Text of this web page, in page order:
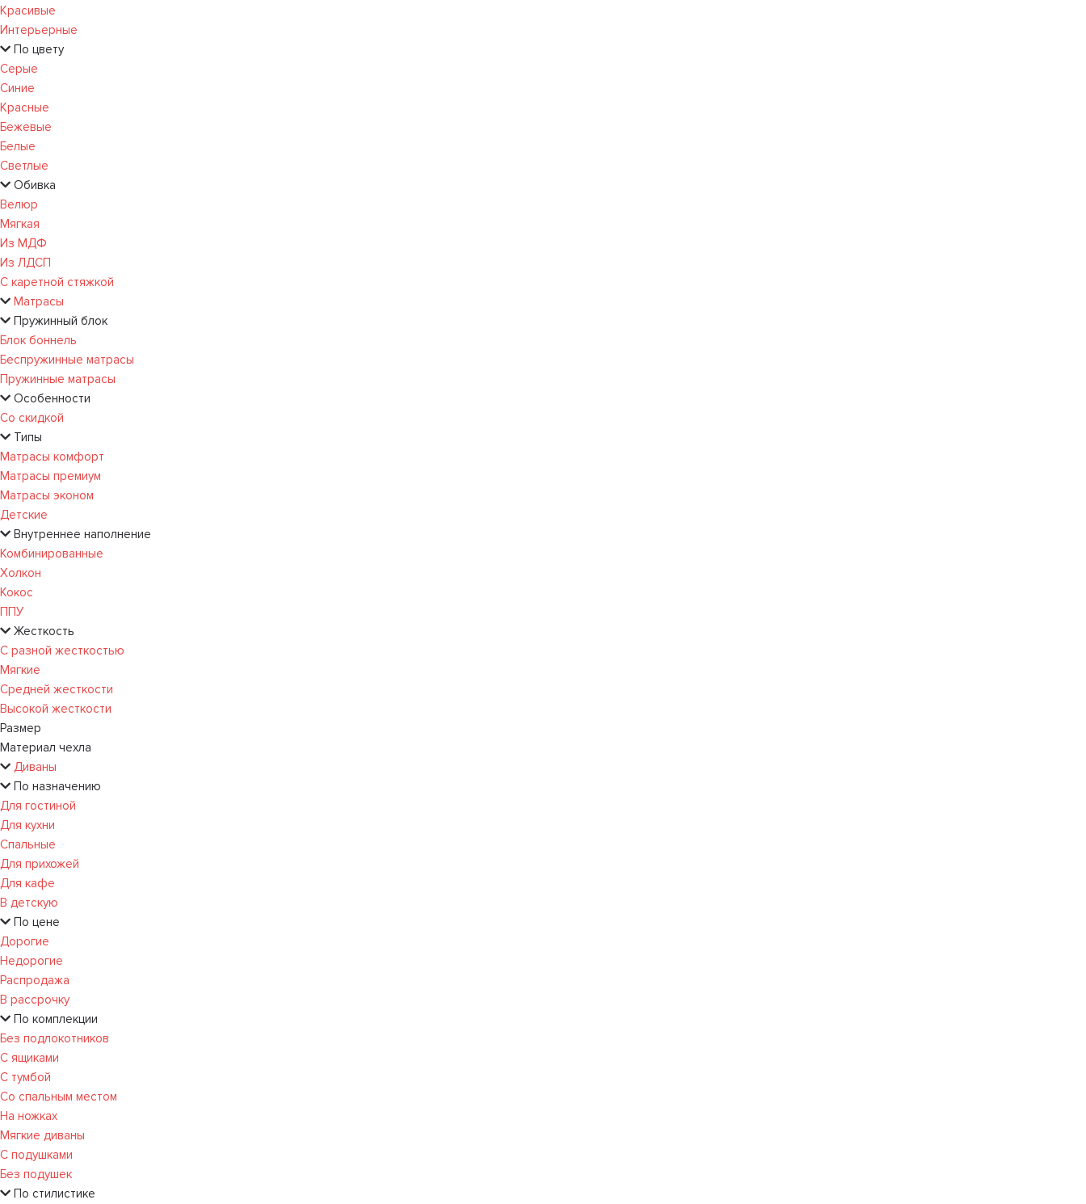
Красивые
Интерьерные
По цвету
Серые
Синие
Красные
Бежевые
Белые
Светлые
Обивка
Велюр
Мягкая
Из МДФ
Из ЛДСП
С каретной стяжкой
Матрасы
Пружинный блок
Блок боннель
Беспружинные матрасы
Пружинные матрасы
Особенности
Со скидкой
Типы
Матрасы комфорт
Матрасы премиум
Матрасы эконом
Детские
Внутреннее наполнение
Комбинированные
Холкон
Кокос
ППУ
Жесткость
С разной жесткостью
Мягкие
Средней жесткости
Высокой жесткости
Размер
Материал чехла
Диваны
По назначению
Для гостиной
Для кухни
Спальные
Для прихожей
Для кафе
В детскую
По цене
Дорогие
Недорогие
Распродажа
В рассрочку
По комплекции
Без подлокотников
С ящиками
С тумбой
Со спальным местом
На ножках
Мягкие диваны
С подушками
Без подушек
По стилистике